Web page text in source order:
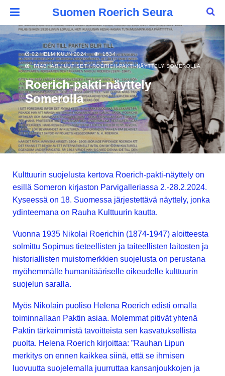
Suomen Roerich Seura
02 HELMIKUUN 2024 1534
ГЛАВНАЯ/UUTISET/ROERICH-PAKTI-NÄYTTELY SOMEROLLA
Roerich-pakti-näyttely
Somerolla
Kulttuurin suojelusta kertova Roerich-pakti-näyttely on
esillä Someron kirjaston Parvigalleriassa 2.-28.2.2024.
Kyseessä on 18. Suomessa järjestettävä näyttely, jonka
ydinteemana on Rauha Kulttuurin kautta.
Vuonna 1935 Nikolai Roerichin (1874-1947) aloitteesta
solmittu Sopimus tieteellisten ja taiteellisten laitosten ja
historiallisten muistomerkkien suojelusta on perustana
myöhemmälle humanitääriselle oikeudelle kulttuurin
suojelun saralla.
Myös Nikolain puoliso Helena Roerich edisti omalla
toiminnallaan Paktin asiaa. Molemmat pitivät yhtenä
Paktin tärkeimmistä tavoitteista sen kasvatuksellista
puolta. Helena Roerich kirjoittaa: ”Rauhan Lipun
merkitys on ennen kaikkea siinä, että se ihmisen
luovuutta suojelemalla juurruttaa kansanjoukkojen ja